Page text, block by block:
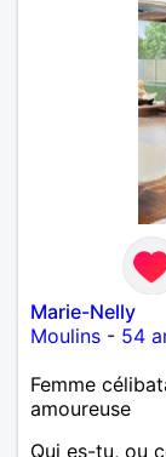
Marie-Nelly
Moulins - 54
Femme
amoureuse
Qui es-tu, ou